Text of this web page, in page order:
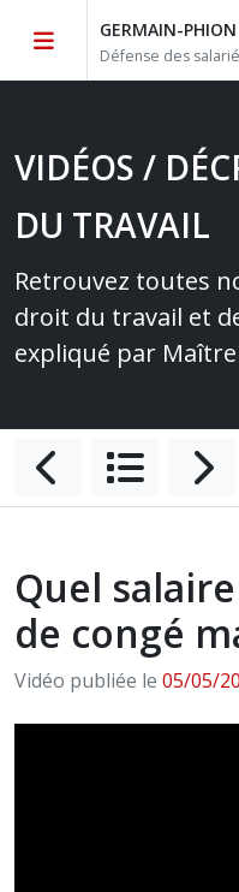
GERMAIN-
Défense des
VIDÉOS /
DU TRAVAIL
Retrouvez toutes
droit du travail et
expliqué par
Quel
de congé
Vidéo publiée le 05/05/